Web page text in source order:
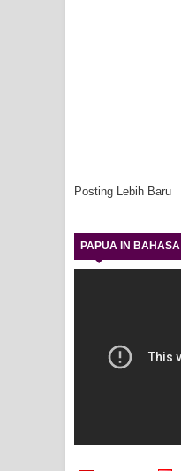
Posting Lebih Baru
PAPUA IN BAHASA